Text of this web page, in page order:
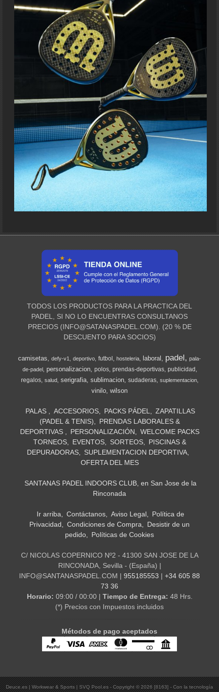
TODOS LOS PRODUCTOS PARA LA PRACTICA DEL
PADEL, SI NO LO ENCUENTRAS CONSULTANOS
PRECIOS (INFO@SATANASPADEL.COM). (20 % DE
DESCUENTO PARA SOCIOS)
camisetas defy-v1 deportivo futbol hosteleria laboral padel
pala-
de-padel
personalizacion polos prendas-deportivas publicidad
regalos
salud serigrafia sublimacion sudaderas suplementacion
vinilo wilson
PALAS ACCESORIOS PACKS PÁDEL
ZAPATILLAS
(PADEL & TENIS)
PRENDAS LABORALES &
DEPORTIVAS
PERSONALIZACIÓN
WELCOME PACKS
TORNEOS
EVENTOS SORTEOS
PISCINAS &
DEPURADORAS
SUPLEMENTACION DEPORTIVA
OFERTA DEL MES
SANTANAS PADEL INDOORS CLUB, en San Jose de la
Rinconada
Ir arriba Contáctanos Aviso Legal
Política de
Privacidad
Condiciones de Compra
Desistir de un
pedido
Políticas de Cookies
C/ NICOLAS COPERNICO Nº2 - 41300 SAN JOSE DE LA
RINCONADA, Sevilla - (España) |
INFO@SANTANASPADEL.COM | 955185553 | +34 605 88
73 36
Horario: 09:00 / 00:00 | Tiempo de Entrega: 48 Hrs.
(*) Precios con Impuestos incluidos
Métodos de pago aceptados
Deuce.es | Workwear & Sports | SVQ Pool.es - Copyright © 2026 [8163] - Con la tecnología